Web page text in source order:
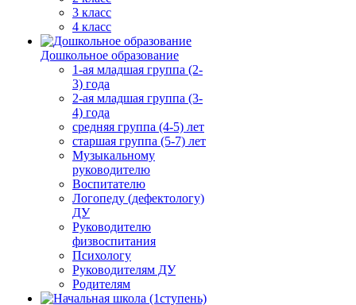
3 класс
4 класс
Дошкольное образование
1-ая младшая группа (2-
3) года
2-ая младшая группа (3-
4) года
средняя группа (4-5) лет
старшая группа (5-7) лет
Музыкальному
руководителю
Воспитателю
Логопеду (дефектологу)
ДУ
Руководителю
физвоспитания
Психологу
Руководителям ДУ
Родителям